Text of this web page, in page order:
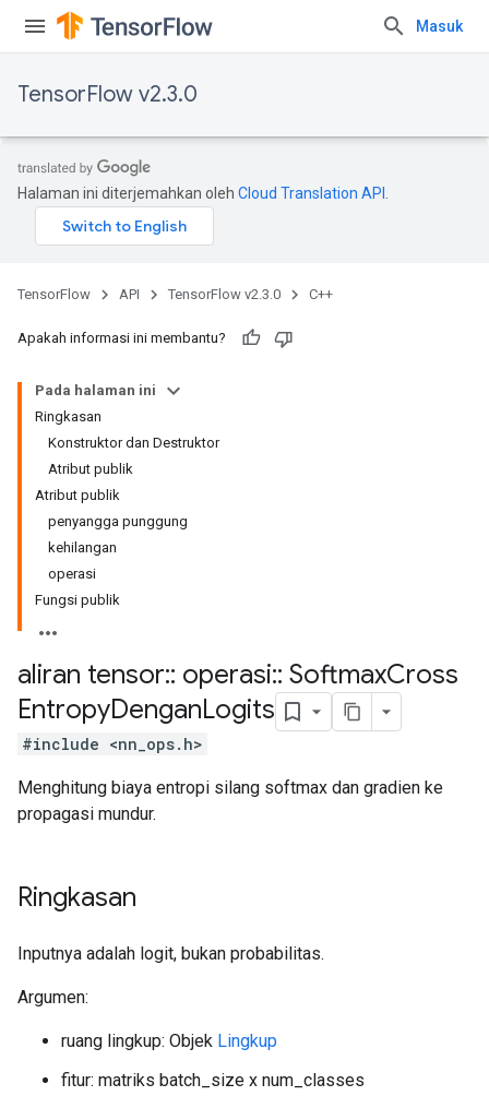
Masuk
TensorFlow v2.3.0
Halaman ini diterjemahkan oleh Cloud Translation API
TensorFlow API TensorFlow v2.3.0 C++
Apakah informasi ini membantu?
Pada halaman ini
Ringkasan
Konstruktor dan Destruktor
Atribut publik
Atribut publik
penyangga punggung
kehilangan
operasi
Fungsi publik
aliran tensor:: operasi:: SoftmaxCross
EntropyDenganLogits
#include <nn_ops.h>
Menghitung biaya entropi silang softmax dan gradien ke
propagasi mundur.
Ringkasan
Inputnya adalah logit, bukan probabilitas.
Argumen:
ruang lingkup: Objek Lingkup
fitur: matriks batch_size x num_classes